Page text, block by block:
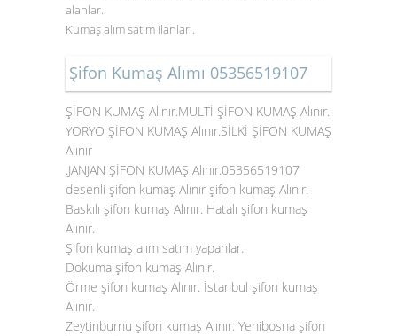
alanlar.
Kumaş alım satım ilanları.
Şifon Kumaş Alımı 05356519107
ŞİFON KUMAŞ Alınır.MULTİ ŞİFON KUMAŞ Alınır.
YORYO ŞİFON KUMAŞ Alınır.SİLKİ ŞİFON KUMAŞ
Alınır
.JANJAN ŞİFON KUMAŞ Alınır.05356519107
desenli şifon kumaş Alınır şifon kumaş Alınır.
Baskılı şifon kumaş Alınır. Hatalı şifon kumaş
Alınır.
Şifon kumaş alım satım yapanlar.
Dokuma şifon kumaş Alınır.
Örme şifon kumaş Alınır. İstanbul şifon kumaş
Alınır.
Zeytinburnu şifon kumaş Alınır. Yenibosna şifon